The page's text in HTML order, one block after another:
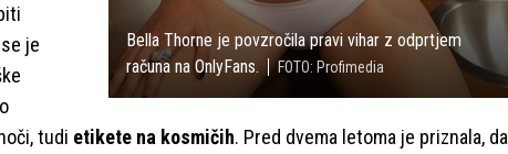
Bella Thorne je povzročila pravi vihar z odprtjem
računa na OnlyFans.
FOTO: Profimedia
je
tudi etikete na kosmičih. Pred dvema letoma je priznala, da